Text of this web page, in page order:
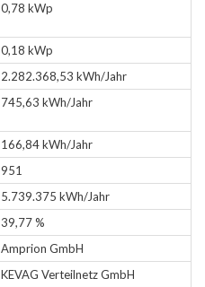
0,78 kWp
0,18 kWp
2.282.368,53 kWh/Jahr
745,63 kWh/Jahr
166,84 kWh/Jahr
951
5.739.375 kWh/Jahr
39,77 %
Amprion GmbH
KEVAG Verteilnetz GmbH